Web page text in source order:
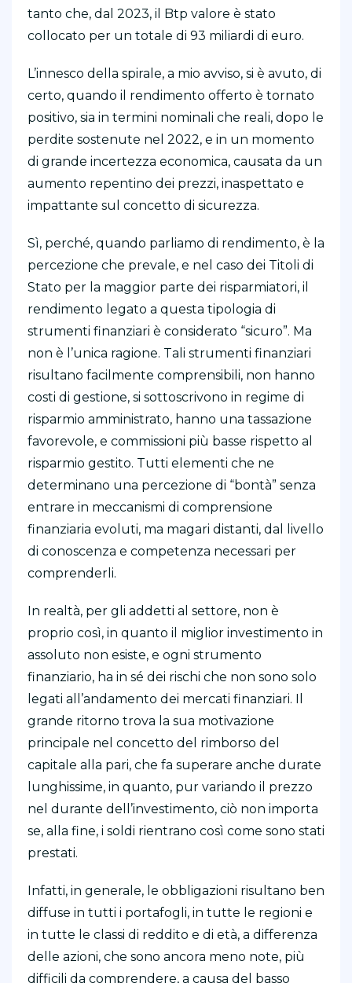
tanto che, dal 2023, il Btp valore è stato
collocato per un totale di 93 miliardi di euro.
L’innesco della spirale, a mio avviso, si è avuto, di
certo, quando il rendimento offerto è tornato
positivo, sia in termini nominali che reali, dopo le
perdite sostenute nel 2022, e in un momento
di grande incertezza economica, causata da un
aumento repentino dei prezzi, inaspettato e
impattante sul concetto di sicurezza.
Sì, perché, quando parliamo di rendimento, è la
percezione che prevale, e nel caso dei Titoli di
Stato per la maggior parte dei risparmiatori, il
rendimento legato a questa tipologia di
strumenti finanziari è considerato “sicuro”. Ma
non è l’unica ragione. Tali strumenti finanziari
risultano facilmente comprensibili, non hanno
costi di gestione, si sottoscrivono in regime di
risparmio amministrato, hanno una tassazione
favorevole, e commissioni più basse rispetto al
risparmio gestito. Tutti elementi che ne
determinano una percezione di “bontà” senza
entrare in meccanismi di comprensione
finanziaria evoluti, ma magari distanti, dal livello
di conoscenza e competenza necessari per
comprenderli.
In realtà, per gli addetti al settore, non è
proprio così, in quanto il miglior investimento in
assoluto non esiste, e ogni strumento
finanziario, ha in sé dei rischi che non sono solo
legati all’andamento dei mercati finanziari. Il
grande ritorno trova la sua motivazione
principale nel concetto del rimborso del
capitale alla pari, che fa superare anche durate
lunghissime, in quanto, pur variando il prezzo
nel durante dell’investimento, ciò non importa
se, alla fine, i soldi rientrano così come sono stati
prestati.
Infatti, in generale, le obbligazioni risultano ben
diffuse in tutti i portafogli, in tutte le regioni e
in tutte le classi di reddito e di età, a differenza
delle azioni, che sono ancora meno note, più
difficili da comprendere, a causa del basso